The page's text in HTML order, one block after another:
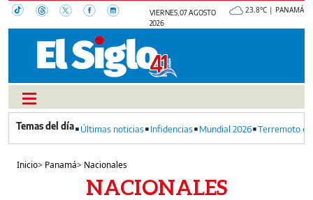
VIERNES, 07 AGOSTO
2026
23.8°C | PANAMÁ
Últimas noticias Infidencias Mundial 2026 Terremoto
Inicio> Panamá> Nacionales
NACIONALES